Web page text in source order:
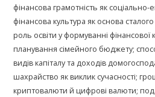
фінансова грамотність як
фінансова культура як основа
роль освіти у формуванні фінансової
планування сімейного бюджету;
видів капіталу та доходів
шахрайство як виклик сучасності;
криптовалюти й цифрові валюти;